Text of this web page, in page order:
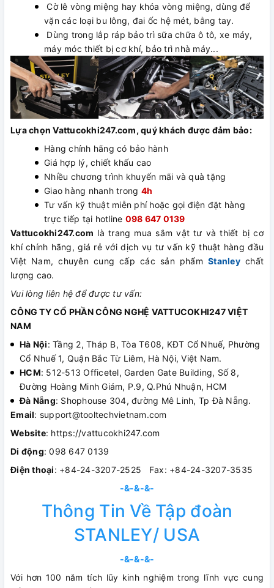
Cờ lê vòng miệng hay khóa vòng miệng, dùng để
vặn các loại bu lông, đai ốc hệ mét, bằng tay.
Dùng trong lắp ráp bảo trì sữa chữa ô tô, xe máy,
máy móc thiết bị cơ khí, bảo trì nhà máy...
Lựa chọn Vattucokhi247.com, quý khách được đảm bảo:
Hàng chính hãng có bảo hành
Giá hợp lý, chiết khấu cao
Nhiều chương trình khuyến mãi và quà tặng
Giao hàng nhanh trong 4h
Tư vấn kỹ thuật miễn phí hoặc gọi điện đặt hàng
trực tiếp tại hotline 098 647 0139
Vattucokhi247.com là trang mua sắm vật tư và thiết bị cơ
khí chính hãng, giá rẻ với dịch vụ tư vấn kỹ thuật hàng đầu
Việt Nam, chuyên cung cấp các sản phẩmStanleychất
lượng cao.
Vui lòng liên hệ để được tư vấn:
CÔNG TY CỔ PHẦN CÔNG NGHỆ VATTUCOKHI247 VIỆT
NAM
Hà Nội: Tầng 2, Tháp B, Tòa T608, KĐT Cổ Nhuế, Phường
Cổ Nhuế 1, Quận Bắc Từ Liêm, Hà Nội, Việt Nam.
HCM: 512-513 Officetel, Garden Gate Building, Số 8,
Đường Hoàng Minh Giám, P.9, Q.Phú Nhuận, HCM
Đà Nẵng: Shophouse 304, đường Mê Linh, Tp Đà Nẵng.
Email: support@tooltechvietnam.com
Website: https://vattucokhi247.com
Di động: 098 647 0139
Điện thoại: +84-24-3207-2525 Fax: +84-24-3207-3535
-&-&-&-
Thông Tin Về Tập đoàn
STANLEY/ USA
-&-&-&-
Với hơn 100 năm tích lũy kinh nghiệm trong lĩnh vực cung